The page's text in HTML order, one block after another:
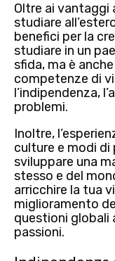
Oltre ai vantaggi
studiare
benefici per la
studiare in un
sfida, ma è
competenze di
l’indipendenza,
problemi.
Inoltre,
culture e modi di
sviluppare una
stesso e del
arricchire la tua
miglioramento
questioni globali
passioni.